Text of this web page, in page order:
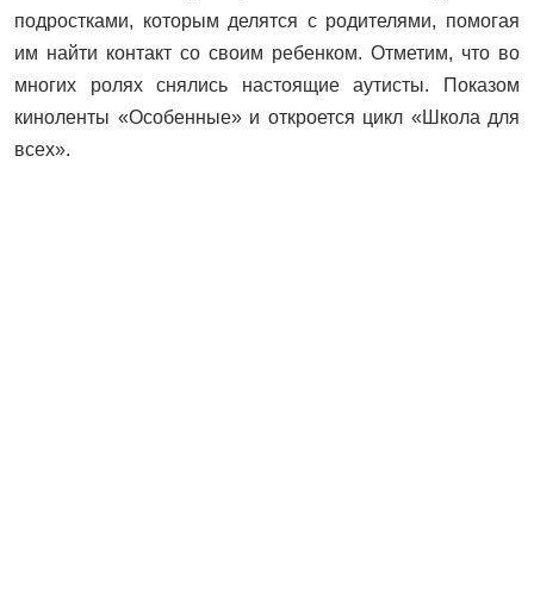
подростками, которым делятся с родителями, помогая
им найти контакт со своим ребенком. Отметим, что во
многих ролях снялись настоящие аутисты. Показом
киноленты «Особенные» и откроется цикл «Школа для
всех».